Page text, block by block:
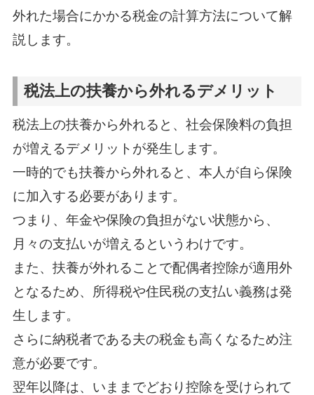
外れた場合にかかる税金の計算方法について解
説します。
税法上の扶養から外れるデメリット
税法上の扶養から外れると、社会保険料の負担
が増えるデメリットが発生します。
一時的でも扶養から外れると、本人が自ら保険
に加入する必要があります。
つまり、年金や保険の負担がない状態から、
月々の支払いが増えるというわけです。
また、扶養が外れることで配偶者控除が適用外
となるため、所得税や住民税の支払い義務は発
生します。
さらに納税者である夫の税金も高くなるため注
意が必要です。
翌年以降は、いままでどおり控除を受けられて